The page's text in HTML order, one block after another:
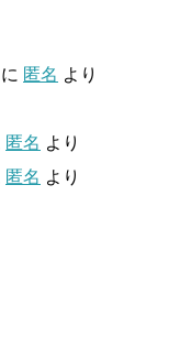
に 匿名 より
匿名 より
匿名 より